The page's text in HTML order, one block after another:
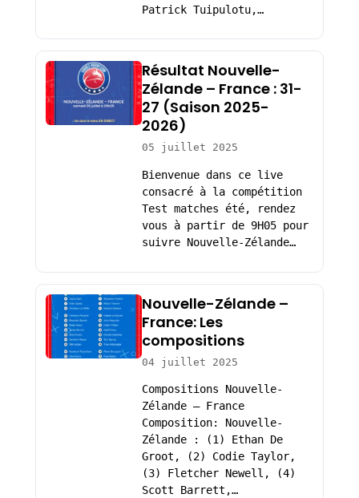
Patrick Tuipulotu,…
Résultat Nouvelle-
Zélande – France : 31-
27 (Saison 2025-
2026)
05 juillet 2025
Bienvenue dans ce live
consacré à la compétition
Test matches été, rendez
vous à partir de 9H05 pour
suivre Nouvelle-Zélande…
Nouvelle-Zélande –
France: Les
compositions
04 juillet 2025
Compositions Nouvelle-
Zélande – France
Composition: Nouvelle-
Zélande : (1) Ethan De
Groot, (2) Codie Taylor,
(3) Fletcher Newell, (4)
Scott Barrett,…